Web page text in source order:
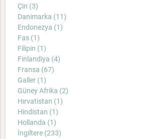
Çin (3)
Danimarka (11)
Endonezya (1)
Fas (1)
Filipin (1)
Finlandiya (4)
Fransa (67)
Galler (1)
Güney Afrika (2)
Hırvatistan (1)
Hindistan (1)
Hollanda (1)
İngiltere (233)